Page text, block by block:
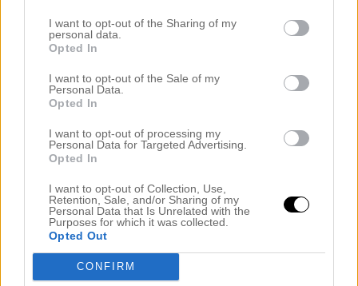
I want to opt-out of the Sharing of my
personal data.
Opted In
I want to opt-out of the Sale of my
Personal Data.
Opted In
I want to opt-out of processing my
Personal Data for Targeted Advertising.
Opted In
I want to opt-out of Collection, Use,
Retention, Sale, and/or Sharing of my
Personal Data that Is Unrelated with the
Purposes for which it was collected.
Opted Out
CONFIRM
försiktigt lyfta upp ett litet huvud igen och känna små, små
fingrar greppa tag om mina. Att ha en liten varelse mot bröstet
tillsammans. Så nyfiken på hur hon ser ut, om tjejerna kommer
vara lika varandra eller kanske inte alls. På hur Stella kommer
bete sig mot den här lilla krabaten som helt plötsligt tar upp
min famn, som hon så gärna vill ha helt för sig själv.
Längtan är det största i mig just nu. Längtan efter precis allt
som börjar om ungefär 48 dagar, så långt som det är kvar till
BF. Allt innan dess känns lite som slutet på en magisk
sommar: man vill njuta in i det sista men det kryper i en efter
att få kickstarta hösten.